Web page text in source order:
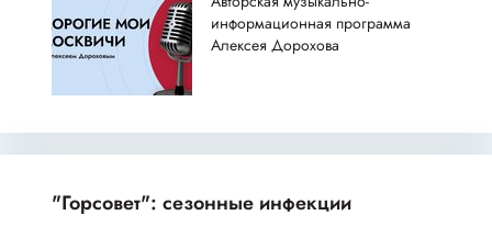
информационная программа
Алексея Дорохова
"Горсовет": сезонные инфекции